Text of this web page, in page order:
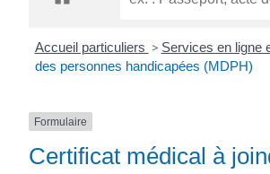
Accueil particuliers > Services en ligne
des personnes handicapées (MDPH)
Formulaire
Certificat médical à